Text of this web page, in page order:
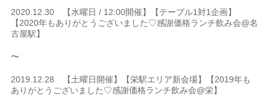
2020.12.30 【水曜日 / 12:00開催】【テーブル1対1企画】
【2020年もありがとうございました♡感謝価格ランチ飲み会@名
古屋駅】
〜
2019.12.28 【土曜日開催】【栄駅エリア新会場】【2019年も
ありがとうございました♡感謝価格ランチ飲み会@栄】